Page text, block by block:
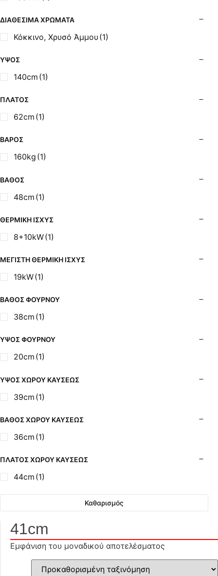
Σόμπες Ξύλου από Ατσάλι με Φούρνο
Σόμπες Πετρελαίου (Alfatherm)
Σόμπες Πετρελαίου (Assos)
Σόμπες Πετρελαίου (StarStoves)
Σόμπες Πετρελαίου (ΟΒΕΛ)
Σόμπες Πετρελαίου Αερόθερμες (Agorastos)
Σόμπες Υγραερίου
Σούβλες - Εργαλεία Ψησίματος BBQ
Σωλήνες (Μπουριά), Εξαρτήματα Σόμπας
Τζάκια - Εστίες
Ψησταριές
ΔΙΑΘΈΣΙΜΑ ΧΡΏΜΑΤΑ
Κόκκινο, Χρυσό Άμμου (1)
ΎΨΟΣ
140cm (1)
ΠΛΆΤΟΣ
62cm (1)
ΒΆΡΟΣ
160kg (1)
ΒΆΘΟΣ
48cm (1)
ΘΕΡΜΙΚΉ ΙΣΧΎΣ
8+10kW(1)
ΜΈΓΙΣΤΗ ΘΕΡΜΙΚΉ ΙΣΧΎΣ
19kW(1)
ΒΆΘΟΣ ΦΟΎΡΝΟΥ
38cm (1)
ΎΨΟΣ ΦΟΎΡΝΟΥ
20cm (1)
ΎΨΟΣ ΧΏΡΟΥ ΚΑΎΣΕΩΣ
39cm (1)
ΒΆΘΟΣ ΧΏΡΟΥ ΚΑΎΣΕΩΣ
36cm (1)
ΠΛΆΤΟΣ ΧΏΡΟΥ ΚΑΎΣΕΩΣ
44cm (1)
Καθαρισμός
41cm
Εμφάνιση του μοναδικού αποτελέσματος